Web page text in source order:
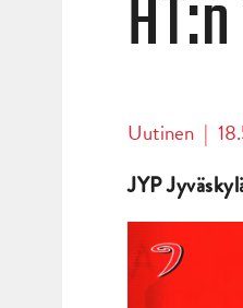
Uutinen |
JYP